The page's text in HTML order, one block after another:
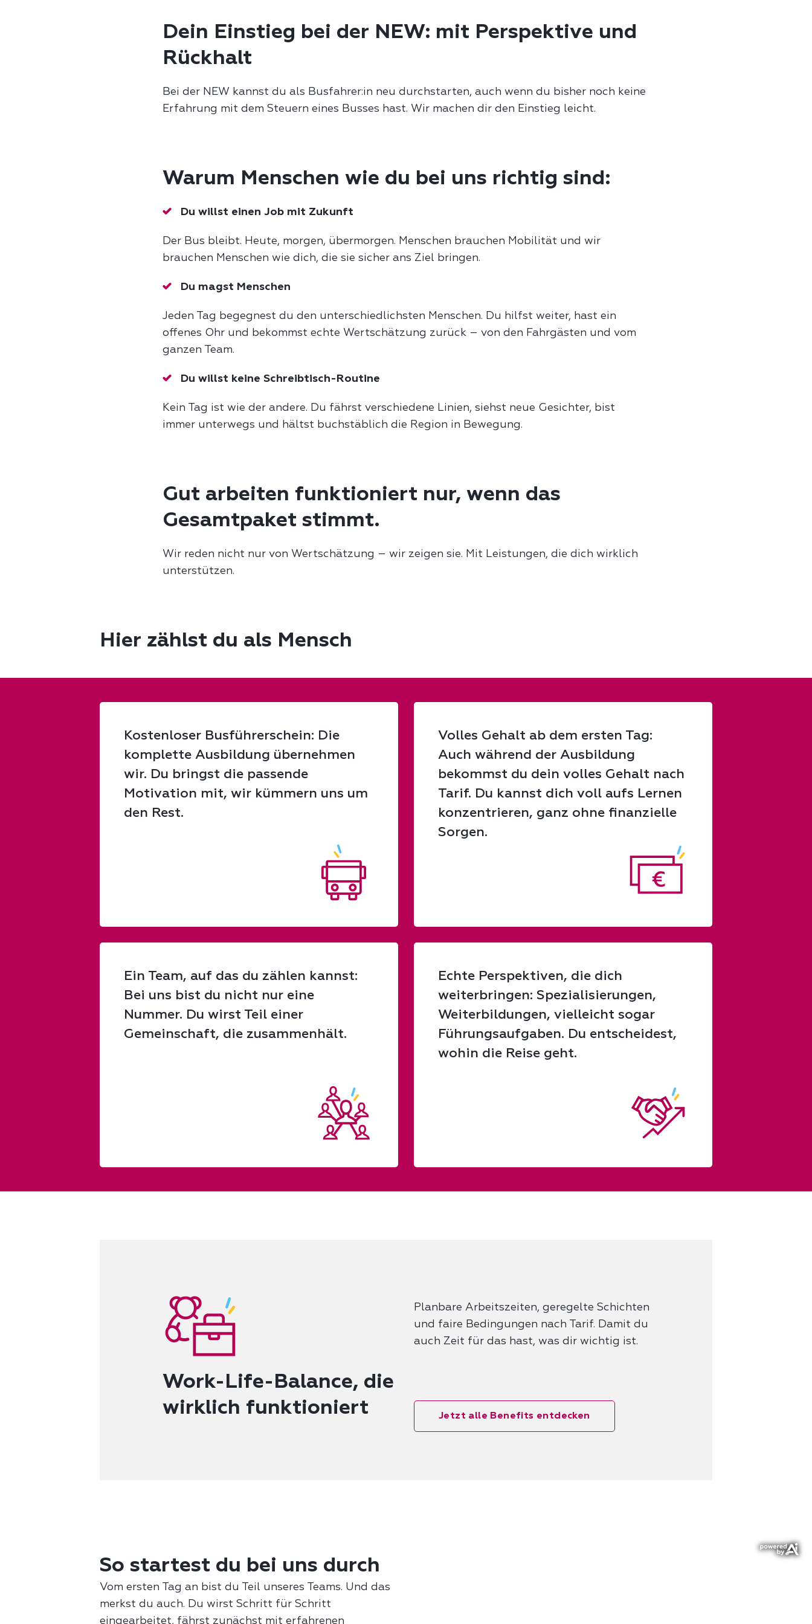
Dein Einstieg bei der NEW: mit Perspektive und
Rückhalt
Bei der NEW kannst du als Busfahrer:in neu durchstarten, auch wenn du bisher noch keine
Erfahrung mit dem Steuern eines Busses hast. Wir machen dir den Einstieg leicht.
Warum Menschen wie du bei uns richtig sind:
Du willst einen Job mit Zukunft
Der Bus bleibt. Heute, morgen, übermorgen. Menschen brauchen Mobilität und wir
brauchen Menschen wie dich, die sie sicher ans Ziel bringen.
Du magst Menschen
Jeden Tag begegnest du den unterschiedlichsten Menschen. Du hilfst weiter, hast ein
offenes Ohr und bekommst echte Wertschätzung zurück – von den Fahrgästen und vom
ganzen Team.
Du willst keine Schreibtisch-Routine
Kein Tag ist wie der andere. Du fährst verschiedene Linien, siehst neue Gesichter, bist
immer unterwegs und hältst buchstäblich die Region in Bewegung.
Gut arbeiten funktioniert nur, wenn das
Gesamtpaket stimmt.
Wir reden nicht nur von Wertschätzung – wir zeigen sie. Mit Leistungen, die dich wirklich
unterstützen.
Hier zählst du als Mensch
Kostenloser Busführerschein: Die
komplette Ausbildung übernehmen
wir. Du bringst die passende
Motivation mit, wir kümmern uns um
den Rest.
Volles Gehalt ab dem ersten Tag:
Auch während der Ausbildung
bekommst du dein volles Gehalt nach
Tarif. Du kannst dich voll aufs Lernen
konzentrieren, ganz ohne finanzielle
Sorgen.
Ein Team, auf das du zählen kannst:
Bei uns bist du nicht nur eine
Nummer. Du wirst Teil einer
Gemeinschaft, die zusammenhält.
Echte Perspektiven, die dich
weiterbringen: Spezialisierungen,
Weiterbildungen, vielleicht sogar
Führungsaufgaben. Du entscheidest,
wohin die Reise geht.
Work-Life-Balance, die
wirklich funktioniert
Planbare Arbeitszeiten, geregelte Schichten
und faire Bedingungen nach Tarif. Damit du
auch Zeit für das hast, was dir wichtig ist.
Jetzt alle Benefits entdecken
So startest du bei uns durch
Vom ersten Tag an bist du Teil unseres Teams. Und das
merkst du auch. Du wirst Schritt für Schritt
eingearbeitet, fährst zunächst mit erfahrenen